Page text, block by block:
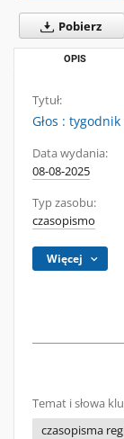
Pobierz
OPIS
Tytuł:
Głos :
Data wydania:
08-08-2025
Typ zasobu:
czasopismo
Więcej
Temat i słowa
czasopisma